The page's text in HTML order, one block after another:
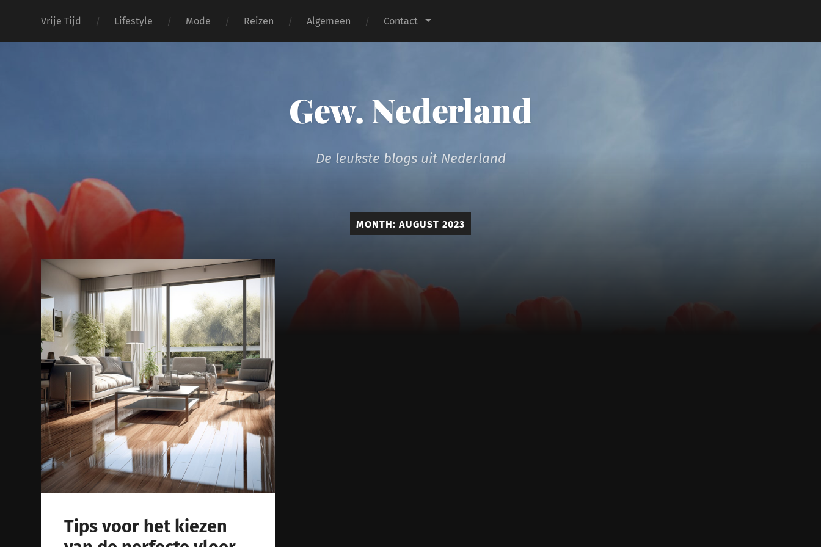
Vrije Tijd Lifestyle Mode Reizen Algemeen Contact
Gew. Nederland
De leukste blogs uit Nederland
MONTH: AUGUST 2023
Tips voor het kiezen